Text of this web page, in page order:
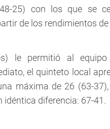
25) con los que se
de los rendimientos
le permitió al equipo
el quinteto local
máxima de 26 (63-
idéntica diferencia: 67-41.